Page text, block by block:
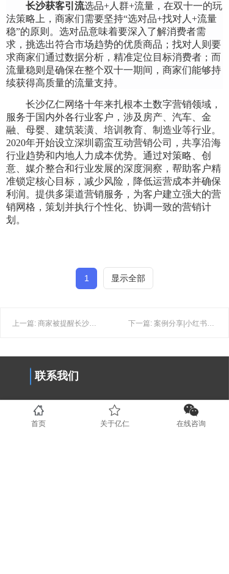
长沙获客引流选品+人群+流量，在双十一的玩
法策略上，商家们需要坚持“选对品+找对人+流量
稳”的原则。选对品意味着要深入了解消费者需
求，挑选出符合市场趋势的优质商品；找对人则要
求商家们通过数据分析，精准定位目标消费者；而
流量稳则是确保在整个双十一期间，商家们能够持
续获得高质量的流量支持。
长沙亿仁网络十年来扎根本土数字营销领域，
服务于国内外各行业客户，涉及房产、汽车、金
融、母婴、建筑装潢、培训教育、制造业等行业。
2020年开始设立深圳霸蛮互动营销公司，共享沿海
行业趋势和内地人力成本优势。通过对策略、创
意、媒介整合和行业发展的深度洞察，帮助客户精
准锁定核心目标，减少风险，降低运营成本并确保
利润。提供多渠道营销服务，为客户建立强大的营
销网格，策划并执行个性化、协调一致的营销计
划。
1 显示全部
上一篇: 商家被提醒长沙小红书私域引流交易导流如何解决？ 下一篇: 案例分享|小红书素人矩阵，助力传统装修建材行业海量精准客资
联系我们
0731-89853708
首页 关于亿仁 在线咨询